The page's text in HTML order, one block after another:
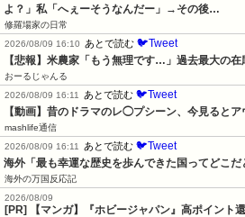
よ？」私「へぇーそうなんだー」→その後…
修羅場家の日常
2026/08/09 16:10
あとで読む 🐦Tweet
【悲報】米農家「もう無理です…」過去最大の
おーるじゃんる
2026/08/09 16:11
あとで読む 🐦Tweet
【動画】昔のドラマのレ◯プシーン、今見ると
mashlife通信
2026/08/09 16:11
あとで読む 🐦Tweet
海外「最も幸運な歴史を歩んできた国ってどこだ
海外の万国反応記
2026/08/09
[PR] 【マンガ】『ホビージャパン』高ポイント